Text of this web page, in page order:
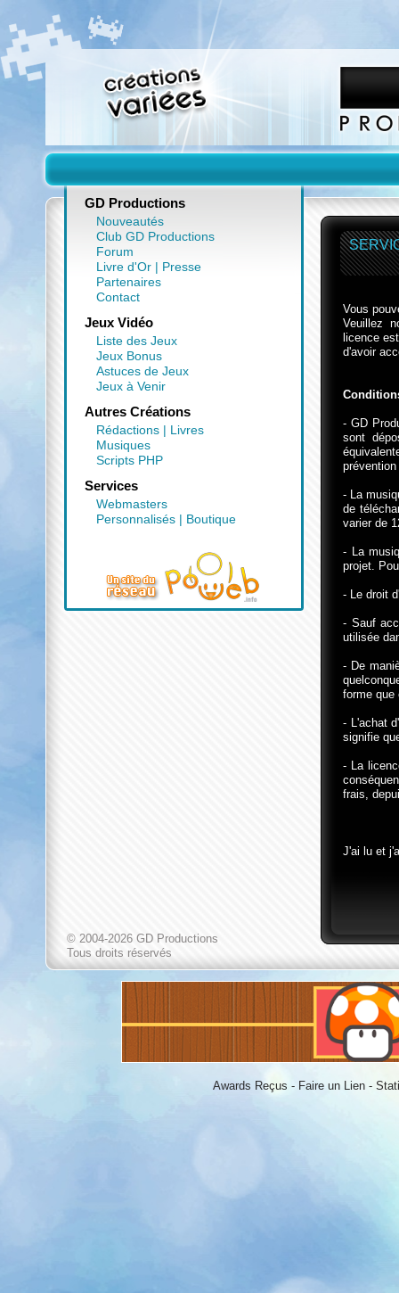
Vous
Veuillez
licence
d'avoir
- GD
sont
- La
de
varier de
- La
projet.
- Le droit
- Sauf
utilisée
- De
forme que
- L'achat
signifie
- La
frais,
J'ai lu et
© 2004-2026 GD Productions
Tous droits réservés
Awards Reçus - Faire un Lien-
GD Productions
Nouveautés
Club GD Productions
Forum
Livre d'Or | Presse
Partenaires
Contact
Jeux Vidéo
Liste des Jeux
Jeux Bonus
Astuces de Jeux
Jeux à Venir
Autres Créations
Rédactions | Livres
Musiques
Scripts PHP
Services
Webmasters
Personnalisés | Boutique